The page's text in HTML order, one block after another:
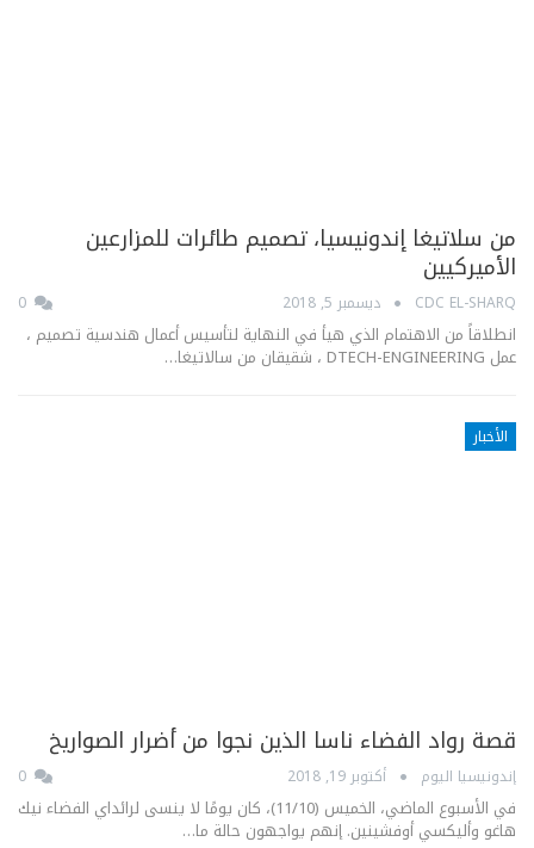
من سلاتيغا إندونيسيا، تصميم طائرات للمزارعين
الأميركيين
CDC EL-SHARQ ديسمبر 5, 2018
انطلاقاً من الاهتمام الذي هيأ في النهاية لتأسيس أعمال هندسية تصميم ،
عمل DTECH-ENGINEERING ، شقيقان من سالاتيغا…
الأخبار
قصة رواد الفضاء ناسا الذين نجوا من أضرار الصواريخ
إندونيسيا اليوم أكتوبر 19, 2018
في الأسبوع الماضي، الخميس (11/10)، كان يومًا لا ينسى لرائداي الفضاء نيك
هاغو وأليكسي أوفشينين. إنهم يواجهون حالة ما…